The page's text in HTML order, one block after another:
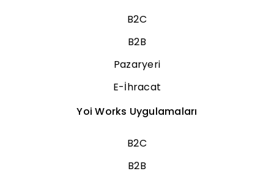
B2C
B2B
Pazaryeri
E-İhracat
Yoi Works Uygulamaları
B2C
B2B